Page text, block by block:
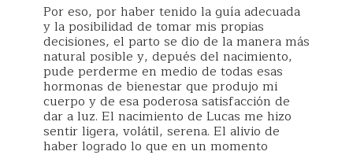
Por eso, por haber tenido la guía adecuada
y la posibilidad de tomar mis propias
decisiones, el parto se dio de la manera más
natural posible y, depués del nacimiento,
pude perderme en medio de todas esas
hormonas de bienestar que produjo mi
cuerpo y de esa poderosa satisfacción de
dar a luz. El nacimiento de Lucas me hizo
sentir ligera, volátil, serena. El alivio de
haber logrado lo que en un momento